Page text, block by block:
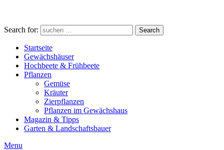
Search for: Search
Startseite
Gewächshäuser
Hochbeete & Frühbeete
Pflanzen
Gemüse
Kräuter
Zierpflanzen
Pflanzen im Gewächshaus
Magazin & Tipps
Garten & Landschaftsbauer
Menu